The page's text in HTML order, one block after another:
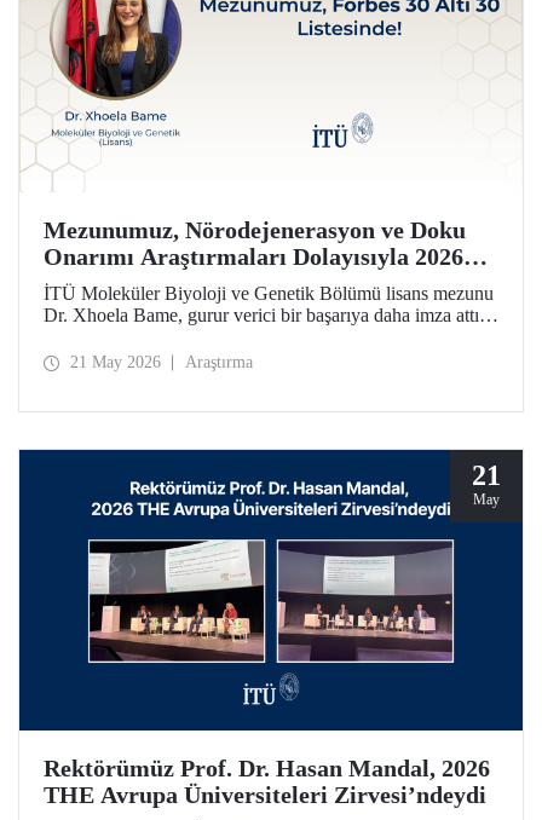
Mezunumuz, Nörodejenerasyon ve Doku
Onarımı Araştırmaları Dolayısıyla 2026
Forbes 30 Altı 30 Listesinde!
İTÜ Moleküler Biyoloji ve Genetik Bölümü lisans mezunu
Dr. Xhoela Bame, gurur verici bir başarıya daha imza attı.
çalışmaları dolayısıyla Forbes dergisinin “2026 Avrupa’nın
21 May 2026 Araştırma
21
May
Rektörümüz Prof. Dr. Hasan Mandal, 2026
THE Avrupa Üniversiteleri Zirvesi’ndeydi